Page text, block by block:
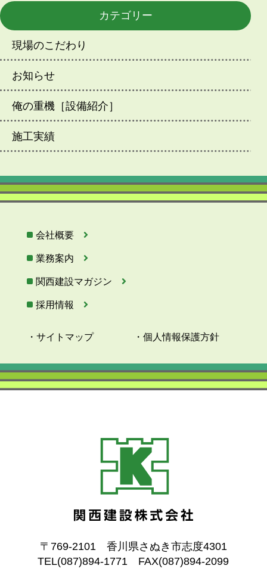
カテゴリー
現場のこだわり
お知らせ
俺の重機［設備紹介］
施工実績
会社概要
業務案内
関西建設マガジン
採用情報
・サイトマップ ・個人情報保護方針
〒769-2101 香川県さぬき市志度4301
TEL(087)894-1771 FAX(087)894-2099